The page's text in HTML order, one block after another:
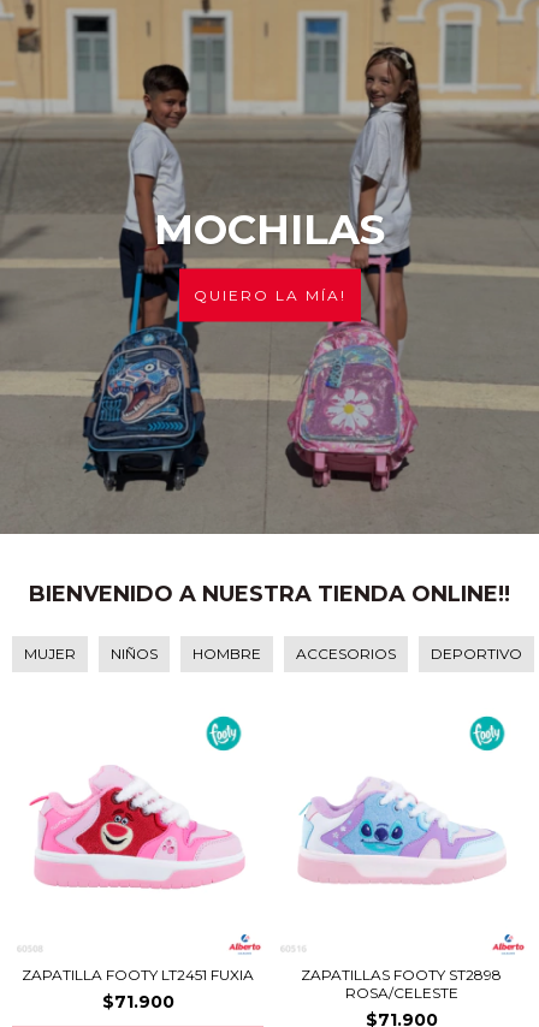
MOCHILAS
QUIERO LA MÍA!
BIENVENIDO A NUESTRA TIENDA ONLINE!!
MUJER NIÑOS HOMBRE ACCESORIOS DEPORTIVO
ZAPATILLA FOOTY LT2451 FUXIA
$71.900
ZAPATILLAS FOOTY ST2898
ROSA/CELESTE
$71.900